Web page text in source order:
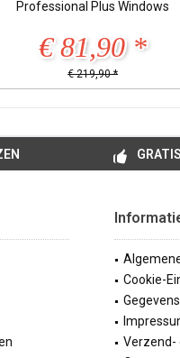
Professional Plus Windows
€ 81,90 *
€ 219,90 *
Cookie-
Verzend-